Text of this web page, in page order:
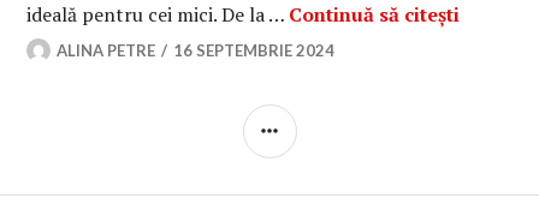
ideală pentru cei mici. De la … Continuă să citești
ALINA PETRE 16 SEPTEMBRIE 2024
BARĂ